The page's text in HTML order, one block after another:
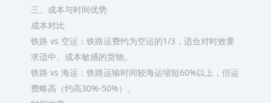
三、成本与时间优势
成本对比
铁路 vs 空运：铁路运费约为空运的1/3，适合对时效要
求适中、成本敏感的货物。
铁路 vs 海运：铁路运输时间较海运缩短60%以上，但运
费略高（约高30%-50%）。